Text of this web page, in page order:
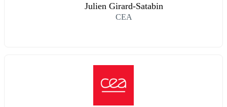
Julien Girard-Satabin
CEA